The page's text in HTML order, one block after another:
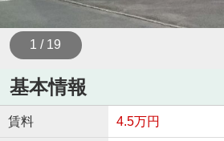
1 / 19
基本情報
賃料 4.5万円